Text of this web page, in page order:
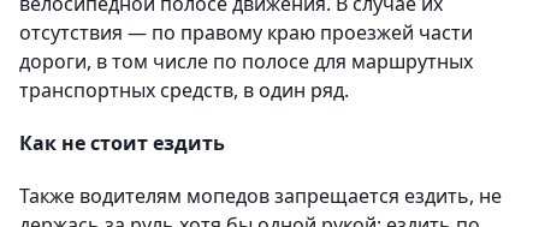
отсутствия — по правому краю проезжей части
дороги, в том числе по полосе для маршрутных
транспортных средств, в один ряд.
Как не стоит ездить
Также водителям мопедов запрещается ездить, не